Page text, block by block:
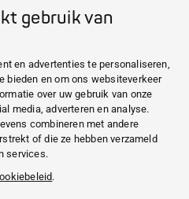
gebruik van
en advertenties te personaliseren,
bieden en om ons websiteverkeer
over uw gebruik van onze
media, adverteren en analyse.
combineren met andere
of die ze hebben verzameld
services.
.